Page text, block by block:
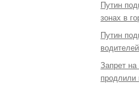
Путин
зонах в
Путин
Запрет на
продлили